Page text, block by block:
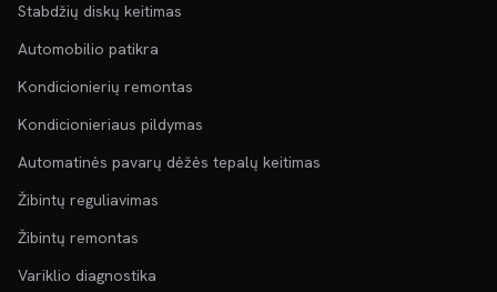
Stabdžių diskų keitimas
Automobilio patikra
Kondicionierių remontas
Kondicionieriaus pildymas
Automatinės pavarų dėžės tepalų keitimas
Žibintų reguliavimas
Žibintų remontas
Variklio diagnostika